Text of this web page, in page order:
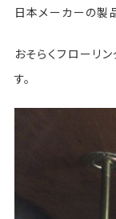
日本メーカーの製
おそらくフローリ
す。